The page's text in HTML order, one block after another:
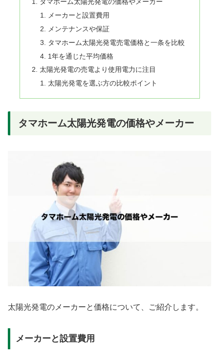
メーカーと設置費用
メンテナンスや保証
タマホーム太陽光発電売電価格と一条を比較
1年を通じた平均価格
太陽光発電の売電より使用電力に注目
太陽光発電を選ぶ方の比較ポイント
タマホーム太陽光発電の価格やメーカー
太陽光発電のメーカーと価格について、ご紹介します。
メーカーと設置費用